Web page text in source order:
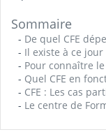
Sommaire
- De quel CFE
- Il existe à ce jour
- Pour connaître
- Quel CFE en
- CFE : Les cas
- Le centre de